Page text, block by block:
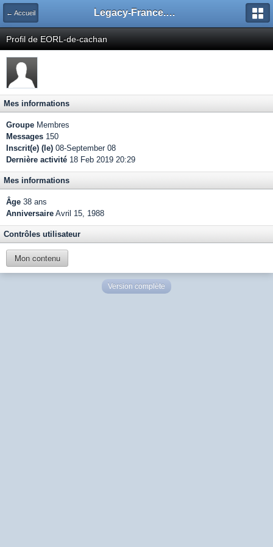
← Accueil Legacy-France.org - Forum
Profil de EORL-de-cachan
Mes informations
Groupe Membres
Messages 150
Inscrit(e) (le) 08-September 08
Dernière activité 18 Feb 2019 20:29
Mes informations
Âge 38 ans
Anniversaire Avril 15, 1988
Contrôles utilisateur
Mon contenu
Version complète